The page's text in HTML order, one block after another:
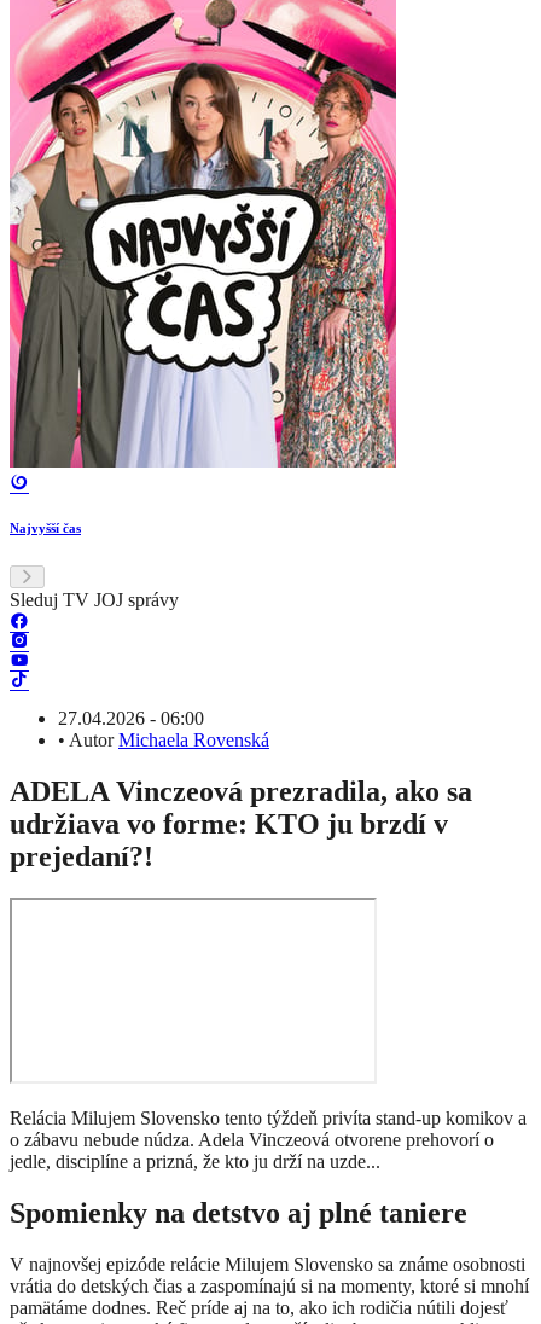
Najvyšší čas
Sleduj TV JOJ správy
27.04.2026 - 06:00
• AutorMichaela Rovenská
ADELA Vinczeová prezradila, ako sa
udržiava vo forme: KTO ju brzdí v
prejedaní?!
Relácia Milujem Slovensko tento týždeň privíta stand-up komikov a
o zábavu nebude núdza. Adela Vinczeová otvorene prehovorí o
jedle, disciplíne a prizná, že kto ju drží na uzde...
Spomienky na detstvo aj plné taniere
V najnovšej epizóde relácie Milujem Slovensko sa známe osobnosti
vrátia do detských čias a zaspomínajú si na momenty, ktoré si mnohí
pamätáme dodnes. Reč príde aj na to, ako ich rodičia nútili dojesť